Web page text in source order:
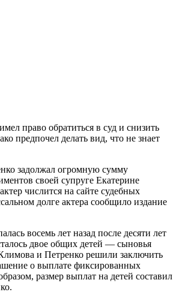
право обратиться в суд и снизить
предпочел делать вид, что не знает
задолжал огромную сумму
своей супруге Екатерине
числится на сайте судебных
долге актера сообщило издание
восемь лет назад после десяти лет
двое общих детей — сыновья
и Петренко решили заключить
о выплате фиксированных
размер выплат на детей составил